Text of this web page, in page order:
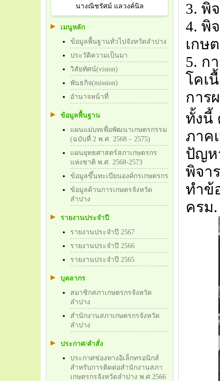
นางณิชรัศม์ แลวงค์นิล
เมนูหลัก
ข้อมูลพื้นฐานทั่วไปจังหวัดลำปาง
ประวัติความเป็นมา
วิสัยทัศน์(vision)
พันธกิจ(mission)
อำนาจหน้าที่
ข้อมูลพื้นฐาน
แผนแม่บทเพื่อพัฒนาเกษตรกรรม
(ฉบับที่ 2 พ.ศ. 2568 – 2575)
แผนยุทธศาสตร์สภาเกษตรกร
แห่งชาติ พ.ศ. 2568-2573
ข้อมูลขึ้นทะเบียนองค์กรเกษตรกร
ข้อมูลด้านการเกษตรจังหวัด
ลำปาง
รายงานประจำปี
รายงานประจำปี 2567
รายงานประจำปี 2566
รายงานประจำปี 2565
บุคลากร
สมาชิกสภาเกษตรกรจังหวัด
ลำปาง
สำนักงานสภาเกษตรกรจังหวัด
ลำปาง
ประกาศ/คำสั่ง
ประกาศช่องทางอิเล็กทรอนิกส์
สำหรับการติดต่อสำนักงานสภา
เกษตรกรจังหวัดลำปาง พ.ศ.2566
3. พิ
4. พิ
เกษ
5. ก
โคเ
การ
ทั้งนี้
ภาค
ปัญห
พิจา
ทำข้
ครม